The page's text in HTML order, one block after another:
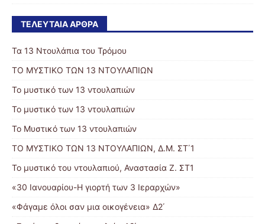
ΤΕΛΕΥΤΑΊΑ ΆΡΘΡΑ
Τα 13 Ντουλάπια του Τρόμου
ΤΟ ΜΥΣΤΙΚΟ ΤΩΝ 13 ΝΤΟΥΛΑΠΙΩΝ
Το μυστικό των 13 ντουλαπιών
Το μυστικό των 13 ντουλαπιών
Το Μυστικό των 13 ντουλαπιών
ΤΟ ΜΥΣΤΙΚΟ ΤΩΝ 13 ΝΤΟΥΛΑΠΙΩΝ, Δ.Μ. ΣΤ΄1
Το μυστικό του ντουλαπιού, Αναστασία Ζ. ΣΤ1
«30 Ιανουαρίου-Η γιορτή των 3 Ιεραρχών»
«Φάγαμε όλοι σαν μια οικογένεια» Δ2΄